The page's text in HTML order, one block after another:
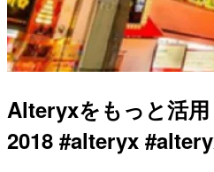
Alteryxをもっと活
2018 #alteryx